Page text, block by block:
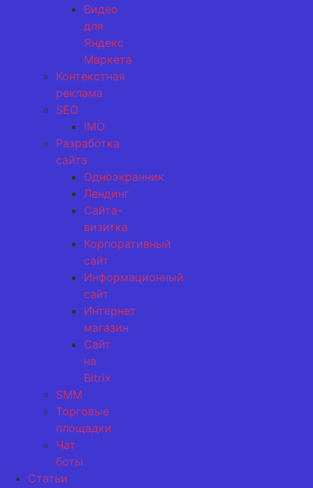
Видео
для
Яндекс
Маркета
Контекстная
реклама
SEO
IMO
Разработка
сайта
Одноэкранник
Лендинг
Сайта-
визитка
Корпоративный
сайт
Информационный
сайт
Интернет
магазин
Сайт
на
Bitrix
SMM
Торговые
площадки
Чат
боты
Статьи